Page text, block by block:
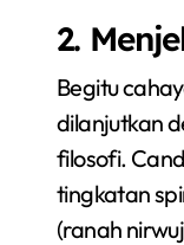
2.
Begitu
dilanjutkan
filosofi.
tingkatan
(ranah